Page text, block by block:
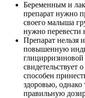
Беременным и
препарат нужно
своего малыша
нужно перевести
Препарат нельзя
повышенную
свидетельствует
способен
здоровью, однако
правильную